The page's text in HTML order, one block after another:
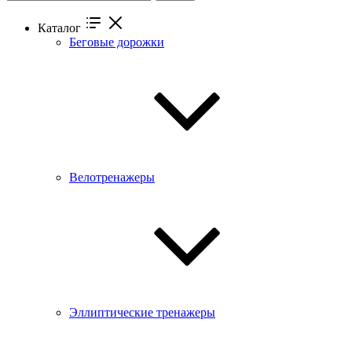
Каталог
Беговые дорожки
Велотренажеры
Эллиптические тренажеры